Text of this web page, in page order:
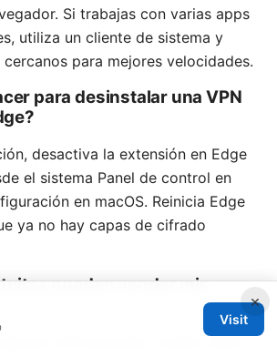
Si trabajas con varias apps
utiliza un cliente de sistema y
para mejores velocidades.
para desinstalar una VPN
desactiva la extensión en Edge
el sistema Panel de control en
en macOS. Reinicia Edge
ya no hay capas de cifrado
pueden vender mis
VPN gratuitas vendan datos
×
Visit